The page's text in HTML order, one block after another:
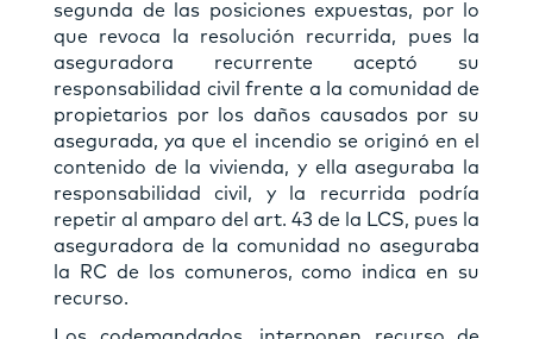
segunda de las posiciones expuestas, por lo
que revoca la resolución recurrida, pues la
aseguradora recurrente aceptó su
responsabilidad civil frente a la comunidad de
propietarios por los daños causados por su
asegurada, ya que el incendio se originó en el
contenido de la vivienda, y ella aseguraba la
responsabilidad civil, y la recurrida podría
repetir al amparo del art. 43 de la LCS, pues la
aseguradora de la comunidad no aseguraba
la RC de los comuneros, como indica en su
recurso.